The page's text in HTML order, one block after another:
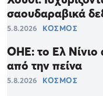
σαουδαραβικά
5.8.2026 ΚΟΣΜΟΣ
ΟΗΕ: το Ελ Νίνιο
από την πείνα
5.8.2026 ΚΟΣΜΟΣ